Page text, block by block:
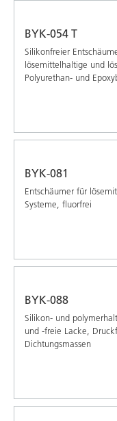
BYK-054 T
Silikonfreier
lösemittelhaltige und
Polyurethan- und
BYK-081
Entschäumer für
Systeme, fluorfrei
BYK-088
Silikon- und
und -freie Lacke,
Dichtungsmassen